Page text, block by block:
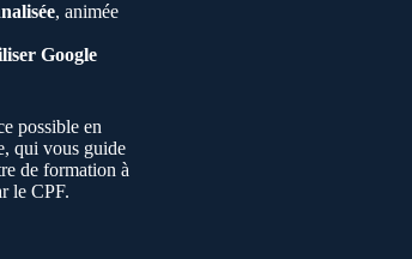
, animée
Google
possible en
qui vous guide
de formation à
le CPF.